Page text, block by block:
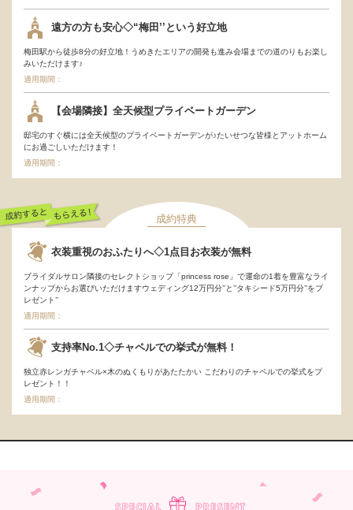
遠方の方も安心◇“梅田’’という好立地
梅田駅から徒歩8分の好立地！うめきたエリアの開発も進み会場までの道のりもお楽し
みいただけます♪
適用期間：
【会場隣接】全天候型プライベートガーデン
邸宅のすぐ横には全天候型のプライベートガーデンが♪たいせつな皆様とアットホーム
にお過ごしいただけます！
適用期間：
成約特典
衣装重視のおふたりへ◇1点目お衣装が無料
ブライダルサロン隣接のセレクトショップ「princess rose」で運命の1着を豊富なライ
ンナップからお選びいただけますウェディング12万円分’’と’’タキシード5万円分’’をプ
レゼント’’
適用期間：
支持率No.1◇チャペルでの挙式が無料！
独立赤レンガチャペル×木のぬくもりがあたたかい こだわりのチャペルでの挙式をプ
レゼント！！
適用期間：